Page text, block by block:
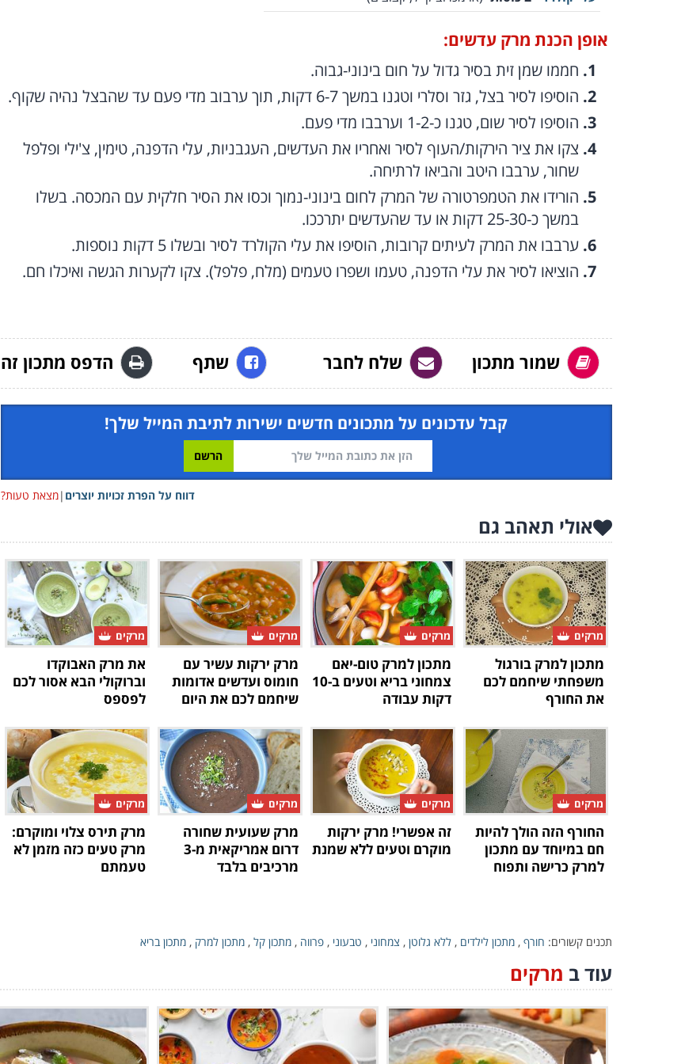
אופן הכנת מרק עדשים:
חממו שמן זית בסיר גדול על חום בינוני-גבוה.
הוסיפו לסיר בצל, גזר וסלרי וטגנו במשך 6-7 דקות, תוך ערבוב מדי פעם עד שהבצל נהיה שקוף.
הוסיפו לסיר שום, טגנו כ-1-2 וערבבו מדי פעם.
צקו את ציר הירקות/העוף לסיר ואחריו את העדשים, העגבניות, עלי הדפנה, טימין, צ'ילי ופלפל
שחור, ערבבו היטב והביאו לרתיחה.
הורידו את הטמפרטורה של המרק לחום בינוני-נמוך וכסו את הסיר חלקית עם המכסה. בשלו
במשך כ-25-30 דקות או עד שהעדשים יתרככו.
ערבבו את המרק לעיתים קרובות, הוסיפו את עלי הקולרד לסיר ובשלו 5 דקות נוספות.
הוציאו לסיר את עלי הדפנה, טעמו ושפרו טעמים (מלח, פלפל). צקו לקערות הגשה ואיכלו חם.
שמור מתכון שלח לחבר שתף הדפס מתכון זה
קבל עדכונים על מתכונים חדשים ישירות לתיבת המייל שלך!
מצאת טעות?| דווח על הפרת זכויות יוצרים
אולי תאהב גם
מרקים
מתכון למרק בורגול
משפחתי שיחמם לכם
את החורף
מרקים
מתכון למרק טום-יאם
צמחוני בריא וטעים ב-10
דקות עבודה
מרקים
מרק ירקות עשיר עם
חומוס ועדשים אדומות
שיחמם לכם את היום
מרקים
את מרק האבוקדו
וברוקולי הבא אסור לכם
לפספס
מרקים
החורף הזה הולך להיות
חם במיוחד עם מתכון
למרק כרישה ותפוח
מרקים
זה אפשרי! מרק ירקות
מוקרם וטעים ללא שמנת
מרקים
מרק שעועית שחורה
דרום אמריקאית מ-3
מרכיבים בלבד
מרקים
מרק תירס צלוי ומוקרם:
מרק טעים כזה מזמן לא
טעמתם
תכנים קשורים: חורף , מתכון לילדים , ללא גלוטן , צמחוני , טבעוני , פרווה , מתכון קל , מתכון למרק , מתכון בריא
עוד ב מרקים